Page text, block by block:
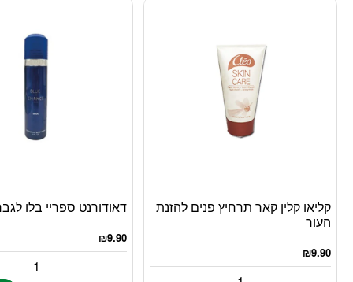
קליאו קלין קאר תרחיץ פנים להזנת
העור
₪9.90
דאודורנט ספריי בלו לגבר
₪9.90